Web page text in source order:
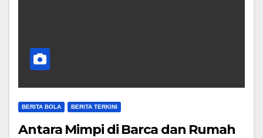
BERITA BOLA BERITA TERKINI
Antara Mimpi di Barca dan Rumah